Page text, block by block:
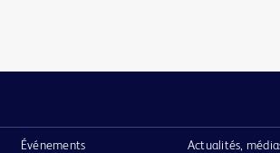
Événements Actualités,